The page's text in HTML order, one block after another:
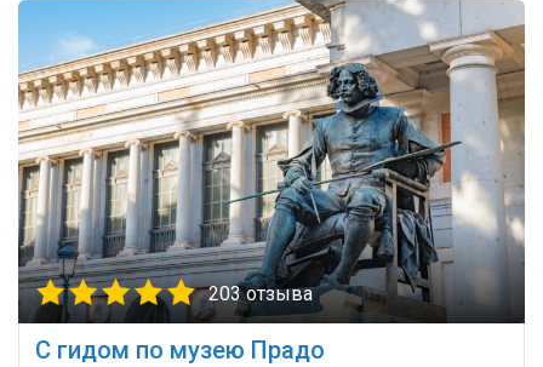
203 отзыва
С гидом по музею Прадо